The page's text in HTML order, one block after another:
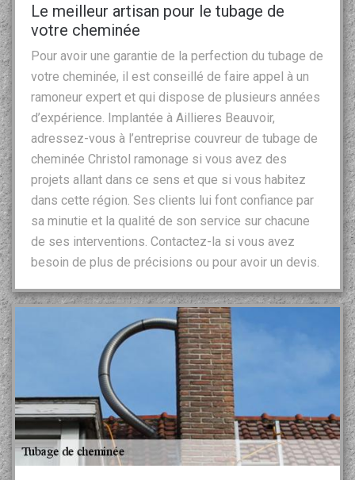
Le meilleur artisan pour le tubage de
votre cheminée
Pour avoir une garantie de la perfection du tubage de
votre cheminée, il est conseillé de faire appel à un
ramoneur expert et qui dispose de plusieurs années
d’expérience. Implantée à Aillieres Beauvoir,
adressez-vous à l’entreprise couvreur de tubage de
cheminée Christol ramonage si vous avez des
projets allant dans ce sens et que si vous habitez
dans cette région. Ses clients lui font confiance par
sa minutie et la qualité de son service sur chacune
de ses interventions. Contactez-la si vous avez
besoin de plus de précisions ou pour avoir un devis.